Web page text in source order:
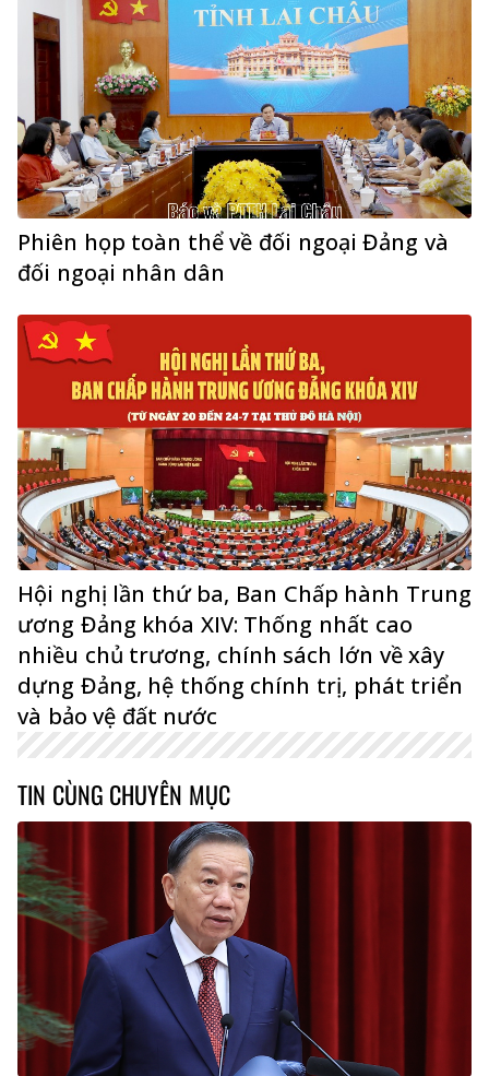
Phiên họp toàn thể về đối ngoại Đảng và
đối ngoại nhân dân
Hội nghị lần thứ ba, Ban Chấp hành Trung
ương Đảng khóa XIV: Thống nhất cao
nhiều chủ trương, chính sách lớn về xây
dựng Đảng, hệ thống chính trị, phát triển
và bảo vệ đất nước
TIN CÙNG CHUYÊN MỤC